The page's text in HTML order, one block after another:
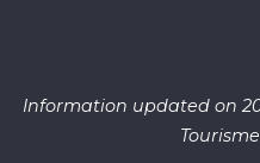
Information updated on